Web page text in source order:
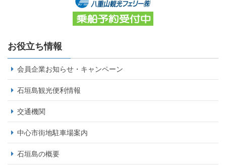
お役立ち情報
会員企業お知らせ・キャンペーン
石垣島観光便利情報
交通機関
中心市街地駐車場案内
石垣島の概要